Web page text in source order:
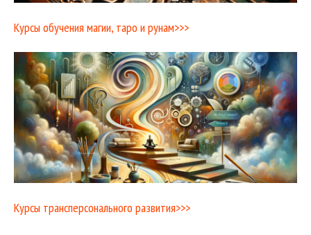
Курсы обучения магии, таро и рунам>>>
Курсы трансперсонального развития>>>